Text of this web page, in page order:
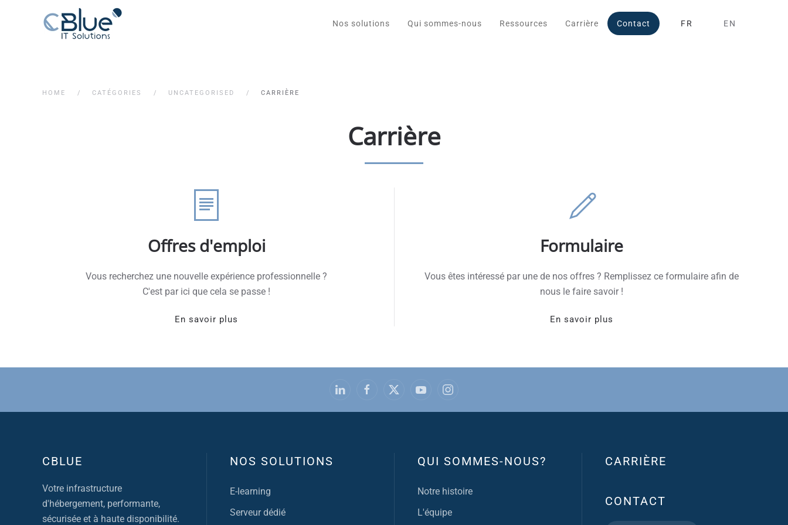
Nos solutions Qui sommes-nous Ressources Carrière Contact FR EN
HOME CATÉGORIES UNCATEGORISED CARRIÈRE
Carrière
Offres d'emploi
Vous recherchez une nouvelle expérience professionnelle ?
C'est par ici que cela se passe !
En savoir plus
Formulaire
Vous êtes intéressé par une de nos offres ? Remplissez ce formulaire afin de
nous le faire savoir !
En savoir plus
CBLUE
Votre infrastructure
d'hébergement, performante,
sécurisée et à haute disponibilité.
NOS SOLUTIONS
E-learning
Serveur dédié
QUI SOMMES-NOUS?
Notre histoire
L'équipe
CARRIÈRE
CONTACT